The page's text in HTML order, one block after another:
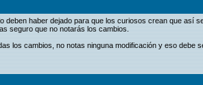
haber dejado para que los curiosos crean que así
seguro que no notarás los cambios.
los cambios, no notas ninguna modificación y eso debe